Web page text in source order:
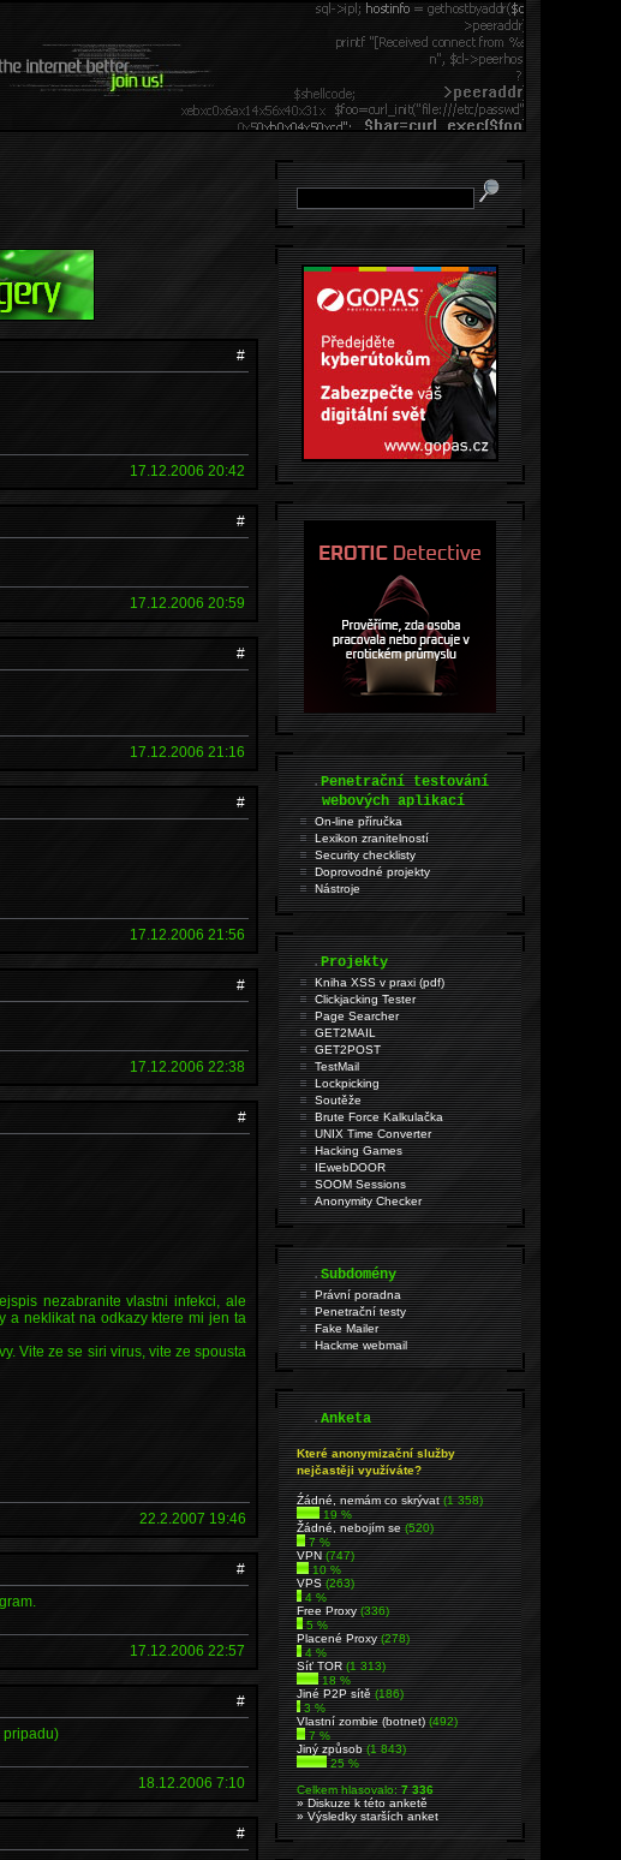
#
17.12.2006 20:42
#
17.12.2006 20:59
#
17.12.2006 21:16
#
17.12.2006 21:56
#
17.12.2006 22:38
#
nezabranite vlastni infekci, ale
a neklikat na odkazy ktere mi jen ta
Vite ze se siri virus, vite ze spousta
22.2.2007 19:46
#
17.12.2006 22:57
#
pripadu)
18.12.2006 7:10
#
.Penetrační testování
webových aplikací
On-line příručka
Lexikon zranitelností
Security checklisty
Doprovodné projekty
Nástroje
.Projekty
Kniha XSS v praxi (pdf)
Clickjacking Tester
Page Searcher
GET2MAIL
GET2POST
TestMail
Lockpicking
Soutěže
Brute Force Kalkulačka
UNIX Time Converter
Hacking Games
IEwebDOOR
SOOM Sessions
Anonymity Checker
.Subdomény
Právní poradna
Penetrační testy
Fake Mailer
Hackme webmail
.Anketa
Které anonymizační služby
nejčastěji využíváte?
Źádné, nemám co skrývat(1 358)
19 %
Žádné, nebojím se(520)
7 %
VPN(747)
10 %
VPS(263)
4 %
Free Proxy(336)
5 %
Placené Proxy(278)
4 %
Síť TOR(1 313)
18 %
Jiné P2P sítě(186)
3 %
Vlastní zombie (botnet)(492)
7 %
Jiný způsob(1 843)
25 %
Celkem hlasovalo:7 336
» Diskuze k této anketě
» Výsledky starších anket